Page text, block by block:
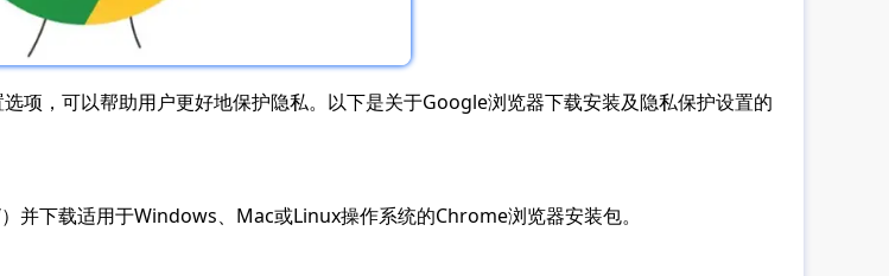
项，可以帮助用户更好地保护隐私。以下是关于Google浏览器下载安装及隐私保护设置的
下载适用于Windows、Mac或Linux操作系统的Chrome浏览器安装包。